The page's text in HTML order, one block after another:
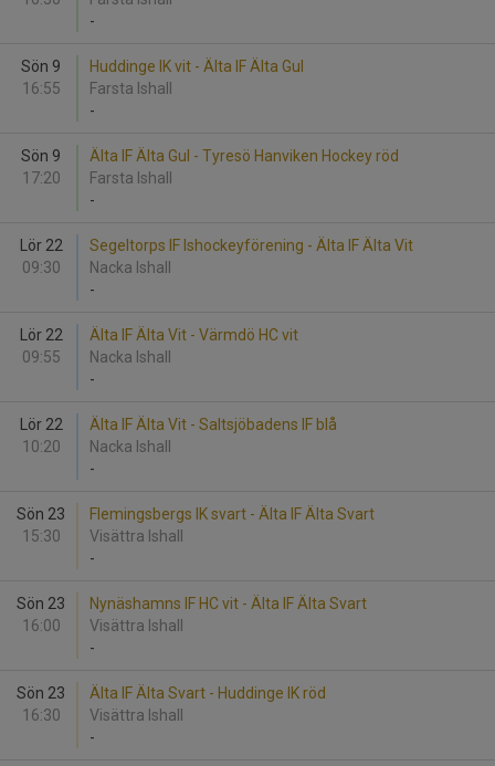
-
Sön 9
16:55
Huddinge IK vit - Älta IF Älta Gul
Farsta Ishall
-
Sön 9
17:20
Älta IF Älta Gul - Tyresö Hanviken Hockey röd
Farsta Ishall
-
Lör 22
09:30
Segeltorps IF Ishockeyförening - Älta IF Älta Vit
Nacka Ishall
-
Lör 22
09:55
Älta IF Älta Vit - Värmdö HC vit
Nacka Ishall
-
Lör 22
10:20
Älta IF Älta Vit - Saltsjöbadens IF blå
Nacka Ishall
-
Sön 23
15:30
Flemingsbergs IK svart - Älta IF Älta Svart
Visättra Ishall
-
Sön 23
16:00
Nynäshamns IF HC vit - Älta IF Älta Svart
Visättra Ishall
-
Sön 23
16:30
Älta IF Älta Svart - Huddinge IK röd
Visättra Ishall
-